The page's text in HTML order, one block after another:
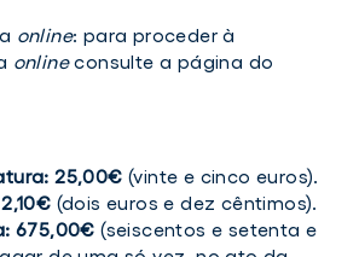
online: para proceder à
onlineconsulte a página do
25,00€ (vinte e cinco euros).
(dois euros e dez cêntimos).
675,00€ (seiscentos e setenta e